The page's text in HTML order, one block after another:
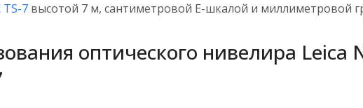
TS-7 высотой 7 м, сантиметровой Е-шкалой и миллиметровой
оптического нивелира Leica